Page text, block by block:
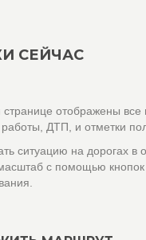
СЕЙЧАС
отображены все
ДТП, и отметки
ситуацию на дорогах
с помощью